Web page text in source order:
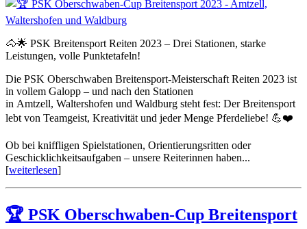
🐴🌟 PSK Breitensport Reiten 2023 – Drei Stationen, starke
Leistungen, volle Punktetafeln!
Die PSK Oberschwaben Breitensport-Meisterschaft Reiten 2023 ist
in vollem Galopp – und nach den Stationen
in Amtzell, Waltershofen und Waldburg steht fest: Der Breitensport
lebt von Teamgeist, Kreativität und jeder Menge Pferdeliebe! 💪❤️
Ob bei kniffligen Spielstationen, Orientierungsritten oder
Geschicklichkeitsaufgaben – unsere Reiterinnen haben...
[weiterlesen]
🏆 PSK Oberschwaben-Cup Breitensport